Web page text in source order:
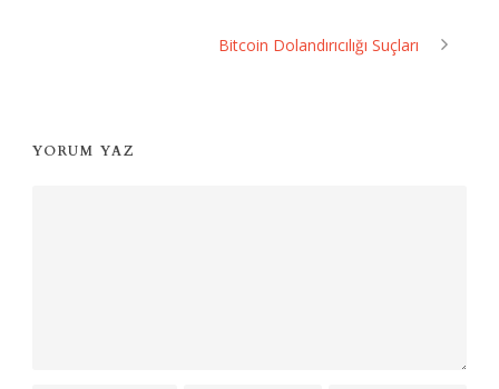
Bitcoin Dolandırıcılığı Suçları
YORUM YAZ